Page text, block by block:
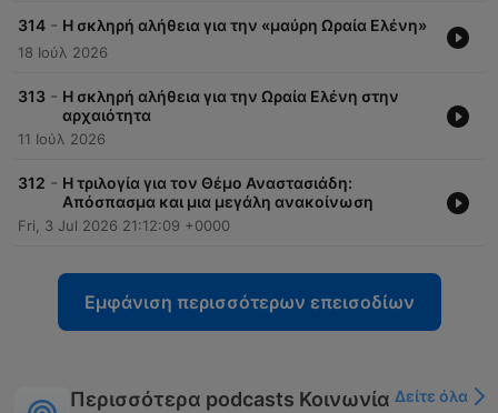
314 - Η σκληρή αλήθεια για την «μαύρη Ωραία Ελένη»
18 Ιούλ 2026
313 - Η σκληρή αλήθεια για την Ωραία Ελένη στην
αρχαιότητα
11 Ιούλ 2026
312 - H τριλογία για τον Θέμο Αναστασιάδη:
Απόσπασμα και μια μεγάλη ανακοίνωση
Fri, 3 Jul 2026 21:12:09 +0000
Εμφάνιση περισσότερων επεισοδίων
Περισσότερα podcasts Κοινωνία Δείτε όλα